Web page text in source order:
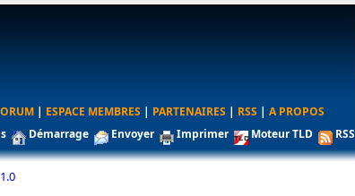
| ESPACE MEMBRES | PARTENAIRES | RSS | A PROPOS
Démarrage Envoyer Imprimer Moteur TLD RSS